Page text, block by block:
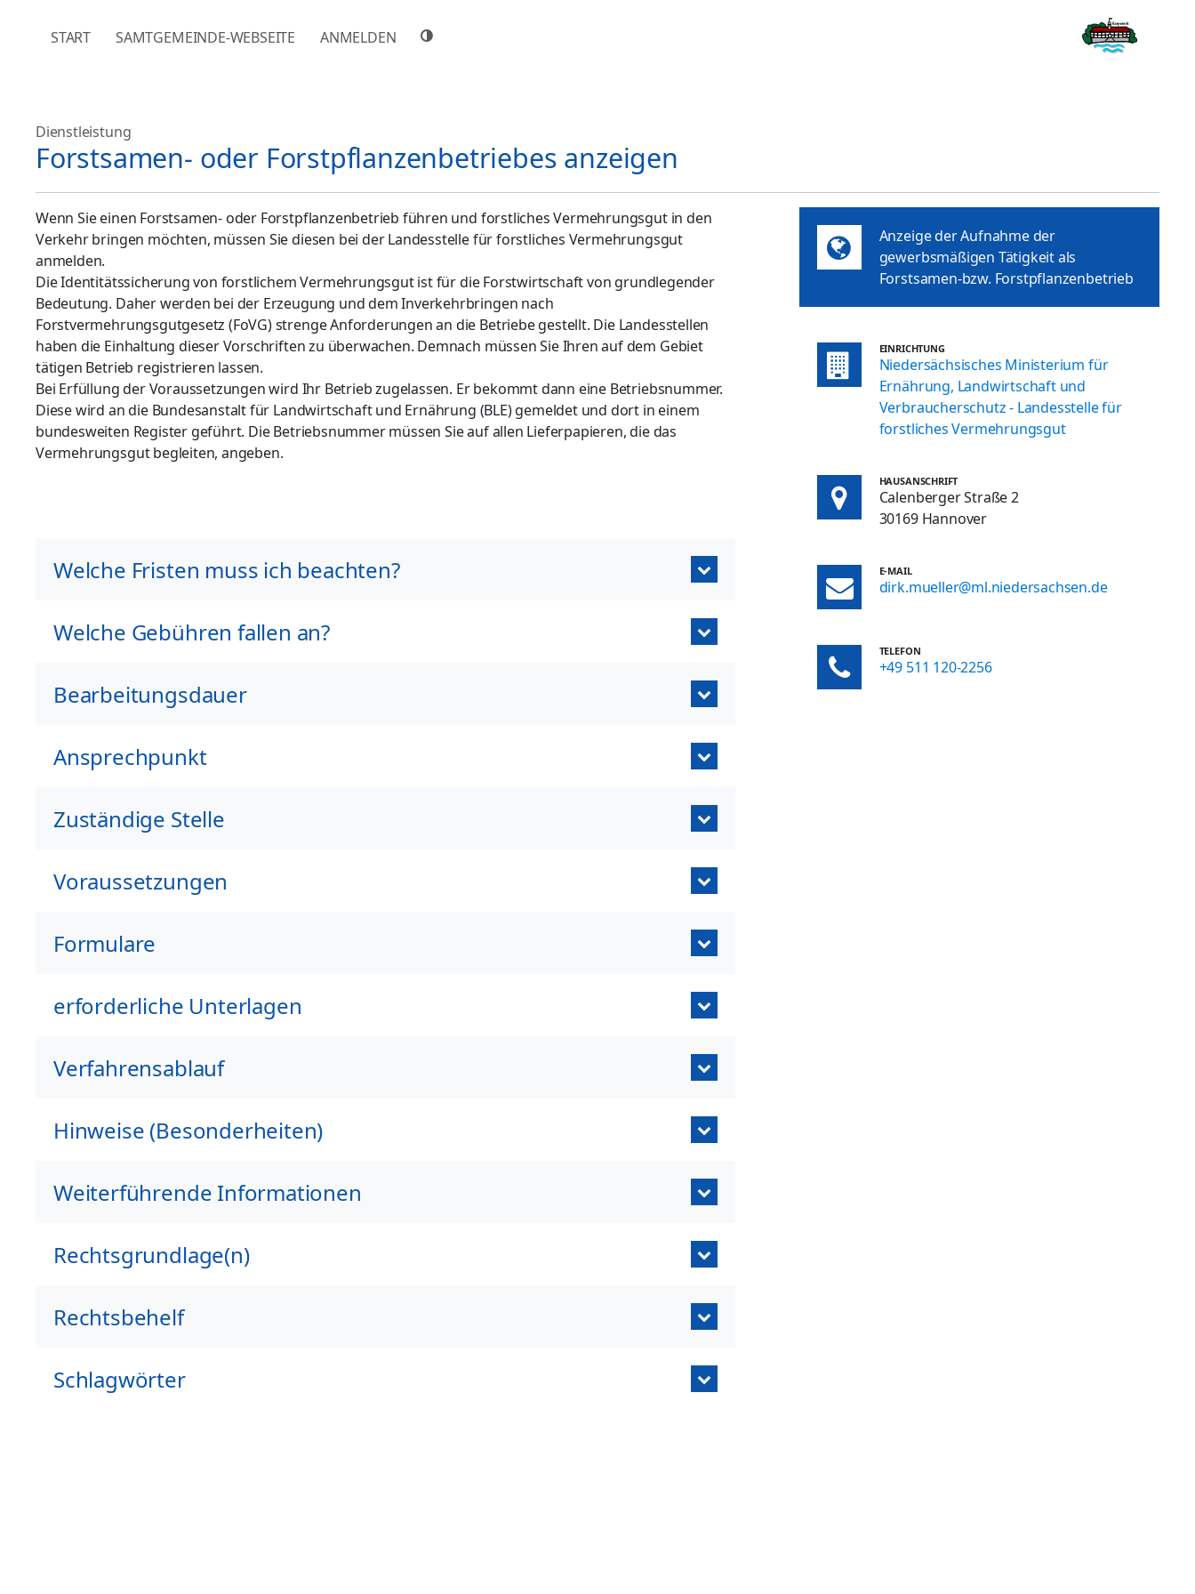
NAVIGATION ÜBERSPRINGEN
START SAMTGEMEINDE-WEBSEITE ANMELDEN
Dienstleistung
Forstsamen- oder Forstpflanzenbetriebes anzeigen
Wenn Sie einen Forstsamen- oder Forstpflanzenbetrieb führen und forstliches Vermehrungsgut in den
Verkehr bringen möchten, müssen Sie diesen bei der Landesstelle für forstliches Vermehrungsgut
anmelden.
Die Identitätssicherung von forstlichem Vermehrungsgut ist für die Forstwirtschaft von grundlegender
Bedeutung. Daher werden bei der Erzeugung und dem Inverkehrbringen nach
Forstvermehrungsgutgesetz (FoVG) strenge Anforderungen an die Betriebe gestellt. Die Landesstellen
haben die Einhaltung dieser Vorschriften zu überwachen. Demnach müssen Sie Ihren auf dem Gebiet
tätigen Betrieb registrieren lassen.
Bei Erfüllung der Voraussetzungen wird Ihr Betrieb zugelassen. Er bekommt dann eine Betriebsnummer.
Diese wird an die Bundesanstalt für Landwirtschaft und Ernährung (BLE) gemeldet und dort in einem
bundesweiten Register geführt. Die Betriebsnummer müssen Sie auf allen Lieferpapieren, die das
Vermehrungsgut begleiten, angeben.
Welche Fristen muss ich beachten?
Welche Gebühren fallen an?
Bearbeitungsdauer
Ansprechpunkt
Zuständige Stelle
Voraussetzungen
Formulare
erforderliche Unterlagen
Verfahrensablauf
Hinweise (Besonderheiten)
Weiterführende Informationen
Rechtsgrundlage(n)
Rechtsbehelf
Schlagwörter
Anzeige der Aufnahme der
gewerbsmäßigen Tätigkeit als
Forstsamen-bzw. Forstpflanzenbetrieb
EINRICHTUNG
Niedersächsisches Ministerium für
Ernährung, Landwirtschaft und
Verbraucherschutz - Landesstelle für
forstliches Vermehrungsgut
HAUSANSCHRIFT
Calenberger Straße 2
30169 Hannover
E-MAIL
dirk.mueller@ml.niedersachsen.de
TELEFON
+49 511 120-2256